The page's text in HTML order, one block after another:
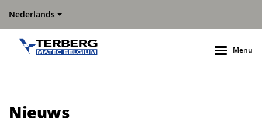
Nederlands
Menu
Nieuws